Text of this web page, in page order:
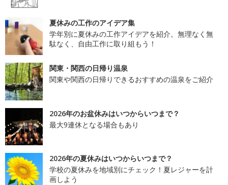
夏休みの工作のアイデア集
学年別に夏休みの工作アイデアを紹介。無理なく無
駄なく、自由工作に取り組もう！
関東・関西の日帰り温泉
関東や関西の日帰りできるおすすめの温泉をご紹介
2026年のお盆休みはいつからいつまで？
最大9連休となる場合もあり
2026年の夏休みはいつからいつまで？
学校の夏休みを地域別にチェック！夏レジャーを計
画しよう